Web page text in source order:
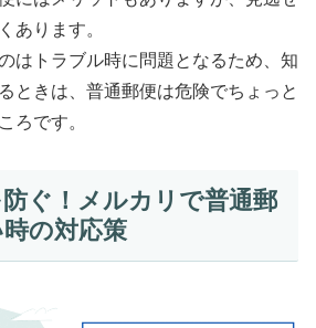
あります。
はトラブル時に問題となるため、知
ときは、普通郵便は危険でちょっと
ろです。
ぐ！メルカリで普通郵
の対応策